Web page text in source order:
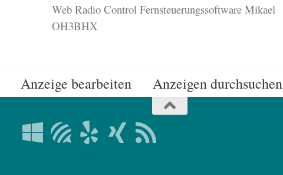
Web Radio Control Fernsteuerungssoftware Mikael
OH3BHX
Anzeige bearbeiten Anzeigen durchsuchen